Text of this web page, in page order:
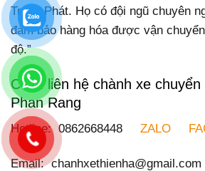
Trọng Phát. Họ có đội ngũ chuyên
đảm bảo hàng hóa được vận
độ.”
Cách liên hệ chành xe
Phan Rang
Hotline: 0862668448 ZALO
Email: chanhxethienha@gmail.com